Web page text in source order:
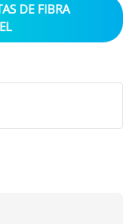
DE FIBRA